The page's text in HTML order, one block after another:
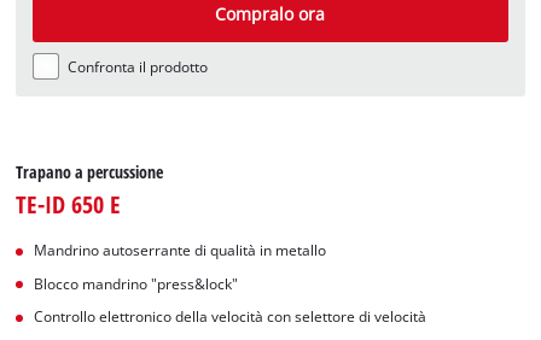
Compralo ora
Confronta il prodotto
Trapano a percussione
TE-ID 650 E
Mandrino autoserrante di qualità in metallo
Blocco mandrino "press&lock"
Controllo elettronico della velocità con selettore di velocità